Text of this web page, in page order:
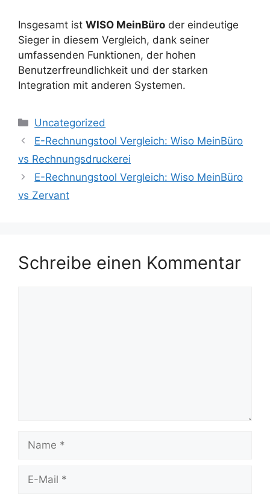
Insgesamt ist WISO MeinBüro der eindeutige
Sieger in diesem Vergleich, dank seiner
umfassenden Funktionen, der hohen
Benutzerfreundlichkeit und der starken
Integration mit anderen Systemen.
Kategorien
Uncategorized
E-Rechnungstool Vergleich: Wiso MeinBüro
vs Rechnungsdruckerei
E-Rechnungstool Vergleich: Wiso MeinBüro
vs Zervant
Schreibe einen Kommentar
Name